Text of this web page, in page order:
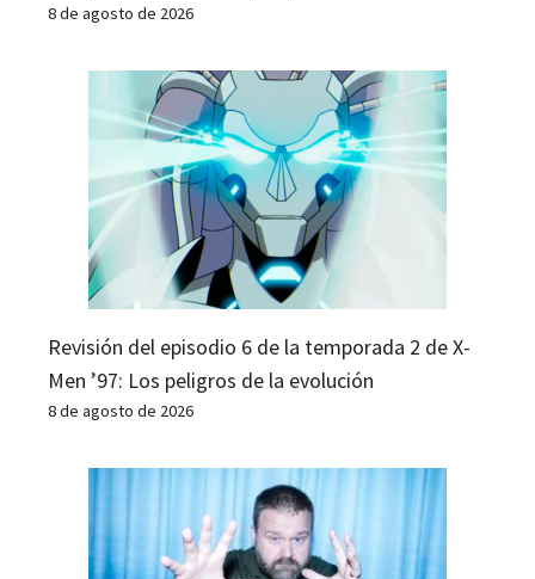
8 de agosto de 2026
Revisión del episodio 6 de la temporada 2 de X-
Men ’97: Los peligros de la evolución
8 de agosto de 2026